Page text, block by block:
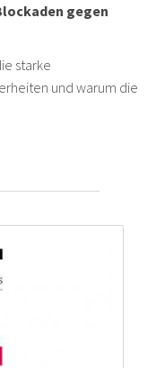
gegen
starke
und warum die